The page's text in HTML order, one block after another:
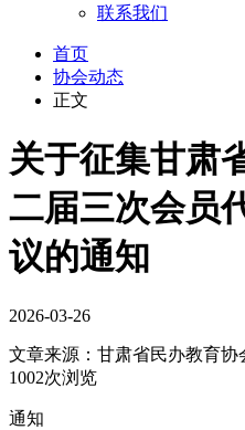
联系我们
首页
协会动态
正文
关于征集甘肃
二届三次会员
议的通知
2026-03-26
文章来源： 甘肃省民办教育协
1002次浏览
通知